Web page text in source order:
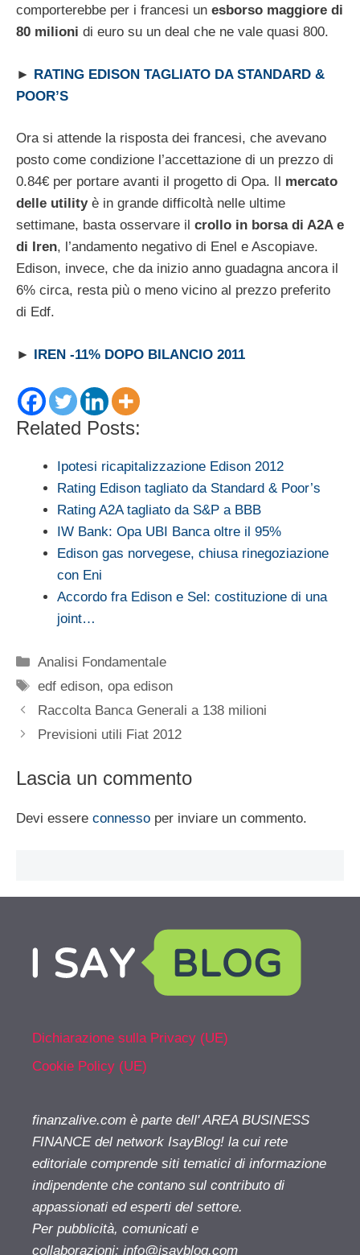
comporterebbe per i francesi un esborso maggiore di
80 milioni di euro su un deal che ne vale quasi 800.
► RATING EDISON TAGLIATO DA STANDARD &
POOR’S
Ora si attende la risposta dei francesi, che avevano
posto come condizione l’accettazione di un prezzo di
0.84€ per portare avanti il progetto di Opa. Il mercato
delle utility è in grande difficoltà nelle ultime
settimane, basta osservare il crollo in borsa di A2A e
di Iren, l’andamento negativo di Enel e Ascopiave.
Edison, invece, che da inizio anno guadagna ancora il
6% circa, resta più o meno vicino al prezzo preferito
di Edf.
► IREN -11% DOPO BILANCIO 2011
Related Posts:
Ipotesi ricapitalizzazione Edison 2012
Rating Edison tagliato da Standard & Poor’s
Rating A2A tagliato da S&P a BBB
IW Bank: Opa UBI Banca oltre il 95%
Edison gas norvegese, chiusa rinegoziazione
con Eni
Accordo fra Edison e Sel: costituzione di una
joint…
Categorie
Analisi Fondamentale
Tag
edf edison,opa edison
Raccolta Banca Generali a 138 milioni
Previsioni utili Fiat 2012
Lascia un commento
Devi essere connesso per inviare un commento.
Dichiarazione sulla Privacy (UE)
Cookie Policy (UE)
finanzalive.com è parte dell' AREA BUSINESS
FINANCE del network IsayBlog! la cui rete
editoriale comprende siti tematici di informazione
indipendente che contano sul contributo di
appassionati ed esperti del settore.
Per pubblicità, comunicati e
collaborazioni: info@isayblog.com